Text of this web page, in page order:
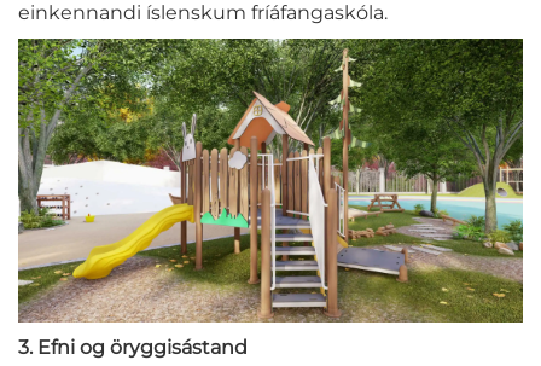
einkennandi íslenskum fríáfangaskóla.
3. Efni og öryggisástand